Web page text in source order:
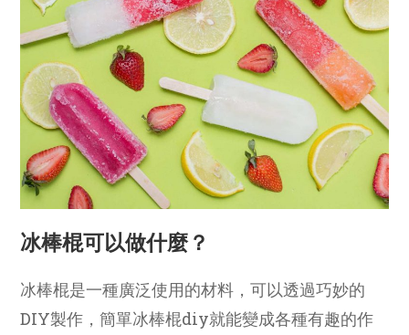
冰棒棍可以做什麼？
冰棒棍是一種廣泛使用的材料，可以透過巧妙的
DIY製作，簡單冰棒棍diy就能變成各種有趣的作